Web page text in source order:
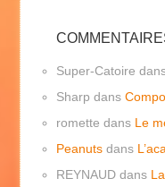
Super-Catoire
Sharp dans
romette dans Le
Peanuts dans
REYNAUD dans